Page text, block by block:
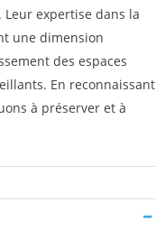
expertise dans la
une dimension
des espaces
En reconnaissant
à préserver et à